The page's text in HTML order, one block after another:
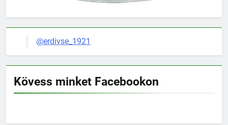
@erdivse_1921
Kövess minket Facebookon